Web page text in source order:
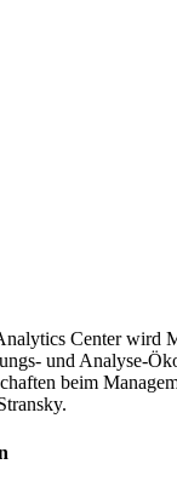
Center wird
und Analyse-
beim